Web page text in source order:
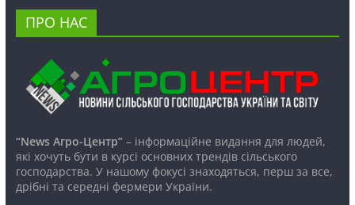
ПРО НАС
“News Агро-Центр”– інформаційне видання для людей,
які хочуть бути в курсі основних трендів сільського
господарства. У нашому фокусі знаходяться, перш за все,
дрібні та середні фермери України.